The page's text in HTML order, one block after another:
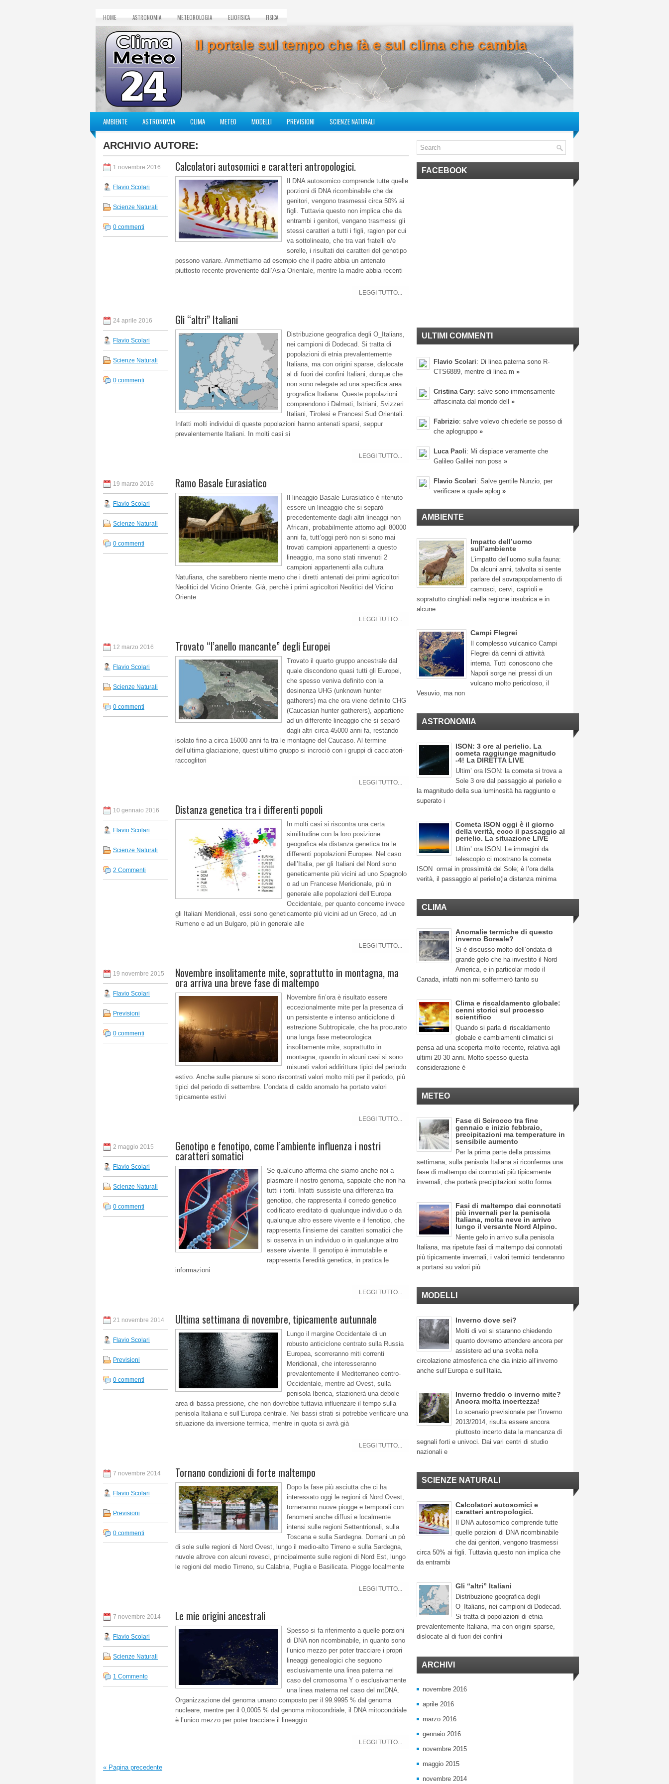
HOME ASTRONOMIA METEOROLOGIA ELIOFISICA FISICA
Il portale sul tempo che fà e sul clima che cambia
AMBIENTE ASTRONOMIA CLIMA METEO MODELLI PREVISIONI SCIENZE NATURALI
ARCHIVIO AUTORE:
1 novembre 2016
Flavio Scolari
Scienze Naturali
0 commenti
Calcolatori autosomici e caratteri antropologici.
Il DNA autosomico comprende tutte quelle
porzioni di DNA ricombinabile che dai
genitori, vengono trasmessi circa 50% ai
figli. Tuttavia questo non implica che da
entrambi i genitori, vengano trasmessi gli
stessi caratteri a tutti i figli, ragion per cui
va sottolineato, che tra vari fratelli o/e
sorelle, i risultati dei caratteri del genotipo
possono variare. Ammettiamo ad esempio che il padre abbia un antenato
piuttosto recente proveniente dall’Asia Orientale, mentre la madre abbia recenti
LEGGI TUTTO...
24 aprile 2016
Flavio Scolari
Scienze Naturali
0 commenti
Gli “altri” Italiani
Distribuzione geografica degli O_Italians,
nei campioni di Dodecad. Si tratta di
popolazioni di etnia prevalentemente
Italiana, ma con origini sparse, dislocate
al di fuori dei confini Italiani, dunque che
non sono relegate ad una specifica area
grografica Italiana. Queste popolazioni
comprendono i Dalmati, Istriani, Svizzeri
Italiani, Tirolesi e Francesi Sud Orientali.
Infatti molti individui di queste popolazioni hanno antenati sparsi, seppur
prevalentemente Italiani. In molti casi si
LEGGI TUTTO...
19 marzo 2016
Flavio Scolari
Scienze Naturali
0 commenti
Ramo Basale Eurasiatico
Il lineaggio Basale Eurasiatico è ritenuto
essere un lineaggio che si separò
precedentemente dagli altri lineaggi non
Africani, probabilmente attorno agli 80000
anni fa, tutt’oggi però non si sono mai
trovati campioni appartenenti a questo
lineaggio, ma sono stati rinvenuti 2
campioni appartenenti alla cultura
Natufiana, che sarebbero niente meno che i diretti antenati dei primi agricoltori
Neolitici del Vicino Oriente. Già, perchè i primi agricoltori Neolitici del Vicino
Oriente
LEGGI TUTTO...
12 marzo 2016
Flavio Scolari
Scienze Naturali
0 commenti
Trovato “l’anello mancante” degli Europei
Trovato il quarto gruppo ancestrale dal
quale discondono quasi tutti gli Europei,
che spesso veniva definito con la
desinenza UHG (unknown hunter
gatherers) ma che ora viene definito CHG
(Caucasian hunter gatherers), appartiene
ad un differente lineaggio che si separò
dagli altri circa 45000 anni fa, restando
isolato fino a circa 15000 anni fa tra le montagne del Caucaso. Al termine
dell’ultima glaciazione, quest’ultimo gruppo si incrociò con i gruppi di cacciatori-
raccoglitori
LEGGI TUTTO...
10 gennaio 2016
Flavio Scolari
Scienze Naturali
2 Commenti
Distanza genetica tra i differenti popoli
In molti casi si riscontra una certa
similitudine con la loro posizione
geografica ela distanza genetica tra le
differenti popolazioni Europee. Nel caso
dell’Italia, per gli Italiani del Nord sono
geneticamente più vicini ad uno Spagnolo
o ad un Francese Meridionale, più in
generale alle popolazioni dell’Europa
Occidentale, per quanto concerne invece
gli Italiani Meridionali, essi sono geneticamente più vicini ad un Greco, ad un
Rumeno e ad un Bulgaro, più in generale alle
LEGGI TUTTO...
19 novembre 2015
Flavio Scolari
Previsioni
0 commenti
Novembre insolitamente mite, soprattutto in montagna, ma
ora arriva una breve fase di maltempo
Novembre fin’ora è risultato essere
eccezionalmente mite per la presenza di
un persistente e intenso anticiclone di
estrezione Subtropicale, che ha procurato
una lunga fase meteorologica
insolitamente mite, soprattutto in
montagna, quando in alcuni casi si sono
misurati valori addirittura tipici del periodo
estivo. Anche sulle pianure si sono riscontrati valori molto miti per il periodo, più
tipici del periodo di settembre. L’ondata di caldo anomalo ha portato valori
tipicamente estivi
LEGGI TUTTO...
2 maggio 2015
Flavio Scolari
Scienze Naturali
0 commenti
Genotipo e fenotipo, come l’ambiente influenza i nostri
caratteri somatici
Se qualcuno afferma che siamo anche noi a
plasmare il nostro genoma, sappiate che non ha
tutti i torti. Infatti sussiste una differenza tra
genotipo, che rappresenta il corredo genetico
codificato ereditato di qualunque individuo o da
qualunque altro essere vivente e il fenotipo, che
rappresenta l’insieme dei caratteri somatici che
si osserva in un individuo o in qualunque altro
essere vivente. Il genotipo è immutabile e
rappresenta l’eredità genetica, in pratica le
informazioni
LEGGI TUTTO...
21 novembre 2014
Flavio Scolari
Previsioni
0 commenti
Ultima settimana di novembre, tipicamente autunnale
Lungo il margine Occidentale di un
robusto anticiclone centrato sulla Russia
Europea, scorreranno miti correnti
Meridionali, che interesseranno
prevalentemente il Mediterraneo centro-
Occidentale, mentre ad Ovest, sulla
penisola Iberica, stazionerà una debole
area di bassa pressione, che non dovrebbe tuttavia influenzare il tempo sulla
penisola Italiana e sull’Europa centrale. Nei bassi strati si potrebbe verificare una
situazione da inversione termica, mentre in quota si avrà già
LEGGI TUTTO...
7 novembre 2014
Flavio Scolari
Previsioni
0 commenti
Tornano condizioni di forte maltempo
Dopo la fase più asciutta che ci ha
interessato oggi le regioni di Nord Ovest,
torneranno nuove piogge e temporali con
fenomeni anche diffusi e localmente
intensi sulle regioni Settentrionali, sulla
Toscana e sulla Sardegna. Domani un pò
di sole sulle regioni di Nord Ovest, lungo il medio-alto Tirreno e sulla Sardegna,
nuvole altrove con alcuni rovesci, principalmente sulle regioni di Nord Est, lungo
le regioni del medio Tirreno, su Calabria, Puglia e Basilicata. Piogge localmente
LEGGI TUTTO...
7 novembre 2014
Flavio Scolari
Scienze Naturali
1 Commento
Le mie origini ancestrali
Spesso si fa riferimento a quelle porzioni
di DNA non ricombinabile, in quanto sono
l’unico mezzo per poter tracciare i propri
lineaggi genealogici che seguono
esclusivamente una linea paterna nel
caso del cromosoma Y o esclusivamente
una linea materna nel caso del mtDNA.
Organizzazione del genoma umano composto per il 99.9995 % dal genoma
nucleare, mentre per il 0,0005 % dal genoma mitocondriale, il DNA mitocondriale
è l’unico mezzo per poter tracciare il lineaggio
LEGGI TUTTO...
« Pagina precedente
FACEBOOK
ULTIMI COMMENTI
Flavio Scolari: Di linea paterna sono R-
CTS6889, mentre di linea m »
Cristina Cary: salve sono immensamente
affascinata dal mondo dell »
Fabrizio: salve volevo chiederle se posso di
che aplogruppo »
Luca Paoli: Mi dispiace veramente che
Galileo Galilei non poss »
Flavio Scolari: Salve gentile Nunzio, per
verificare a quale aplog »
AMBIENTE
Impatto dell’uomo
sull’ambiente
L’impatto dell’uomo sulla fauna:
Da alcuni anni, talvolta si sente
parlare del sovrapopolamento di
camosci, cervi, caprioli e
sopratutto cinghiali nella regione insubrica e in
alcune
Campi Flegrei
Il complesso vulcanico Campi
Flegrei dà cenni di attività
interna. Tutti conoscono che
Napoli sorge nei pressi di un
vulcano molto pericoloso, il
Vesuvio, ma non
ASTRONOMIA
ISON: 3 ore al perielio. La
cometa raggiunge magnitudo
-4! La DIRETTA LIVE
Ultim’ ora ISON: la cometa si trova a
Sole 3 ore dal passaggio al perielio e
la magnitudo della sua luminosità ha raggiunto e
superato i
Cometa ISON oggi è il giorno
della verità, ecco il passaggio al
perielio. La situazione LIVE
Ultim’ ora ISON. Le immagini da
telescopio ci mostrano la cometa
ISON ormai in prossimità del Sole; è l’ora della
verità, il passaggio al perielio(la distanza minima
CLIMA
Anomalie termiche di questo
inverno Boreale?
Si è discusso molto dell’ondata di
grande gelo che ha investito il Nord
America, e in particolar modo il
Canada, infatti non mi soffermerò tanto su
Clima e riscaldamento globale:
cenni storici sul processo
scientifico
Quando si parla di riscaldamento
globale e cambiamenti climatici si
pensa ad una scoperta molto recente, relativa agli
ultimi 20-30 anni. Molto spesso questa
considerazione è
METEO
Fase di Scirocco tra fine
gennaio e inizio febbraio,
precipitazioni ma temperature in
sensibile aumento
Per la prima parte della prossima
settimana, sulla penisola Italiana si riconferma una
fase di maltempo dai connotati più tipicamente
invernali, che porterà precipitazioni sotto forma
Fasi di maltempo dai connotati
più invernali per la penisola
Italiana, molta neve in arrivo
lungo il versante Nord Alpino.
Niente gelo in arrivo sulla penisola
Italiana, ma ripetute fasi di maltempo dai connotati
più tipicamente invernali, i valori termici tenderanno
a portarsi su valori più
MODELLI
Inverno dove sei?
Molti di voi si staranno chiedendo
quanto dovremo attendere ancora per
assistere ad una svolta nella
circolazione atmosferica che dia inizio all’inverno
anche sull’Europa e sull’Italia.
Inverno freddo o inverno mite?
Ancora molta incertezza!
Lo scenario previsionale per l’inverno
2013/2014, risulta essere ancora
piuttosto incerto data la mancanza di
segnali forti e univoci. Dai vari centri di studio
nazionali e
SCIENZE NATURALI
Calcolatori autosomici e
caratteri antropologici.
Il DNA autosomico comprende tutte
quelle porzioni di DNA ricombinabile
che dai genitori, vengono trasmessi
circa 50% ai figli. Tuttavia questo non implica che
da entrambi
Gli “altri” Italiani
Distribuzione geografica degli
O_Italians, nei campioni di Dodecad.
Si tratta di popolazioni di etnia
prevalentemente Italiana, ma con origini sparse,
dislocate al di fuori dei confini
ARCHIVI
novembre 2016
aprile 2016
marzo 2016
gennaio 2016
novembre 2015
maggio 2015
novembre 2014